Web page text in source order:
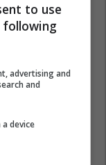
to use
advertising and
and
device